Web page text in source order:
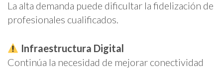
La alta demanda puede dificultar la fidelización de
profesionales cualificados.
Infraestructura Digital
Continúa la necesidad de mejorar conectividad